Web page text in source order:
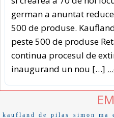
german a anuntat
500 de produse.
peste 500 de produse
continua procesul de
inaugurand un nou […]
kaufland de pilas simon ma